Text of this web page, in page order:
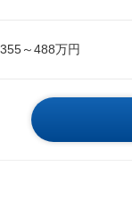
355～488万円